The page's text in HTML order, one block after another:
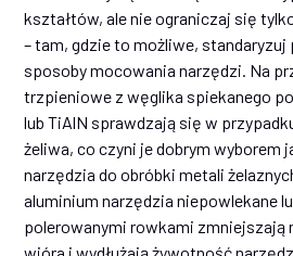
kształtów, ale nie ograniczaj się
– tam, gdzie to możliwe, standaryzuj
sposoby mocowania narzędzi. Na
trzpieniowe z węglika spiekanego
lub TiAlN sprawdzają się w
żeliwa, co czyni je dobrym wyborem
narzędzia do obróbki metali
aluminium narzędzia niepowlekane
polerowanymi rowkami zmniejszają
wióra i wydłużają żywotność